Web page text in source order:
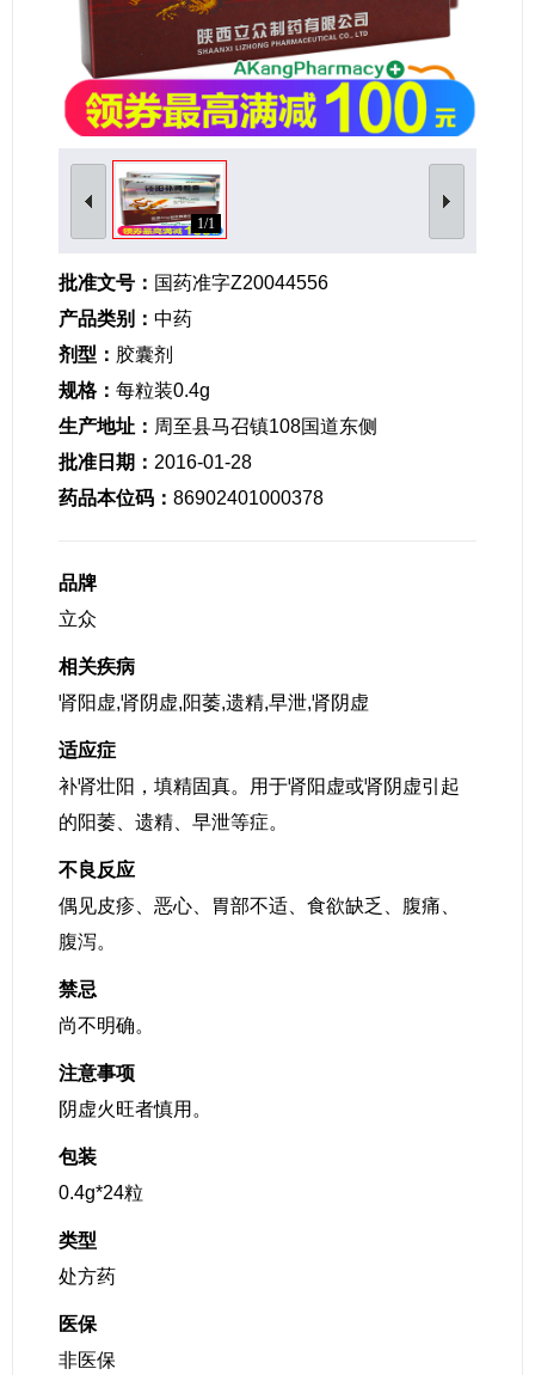
1/1
批准文号： 国药准字Z20044556
产品类别： 中药
剂型： 胶囊剂
规格： 每粒装0.4g
生产地址： 周至县马召镇108国道东侧
批准日期： 2016-01-28
药品本位码： 86902401000378
品牌
立众
相关疾病
肾阳虚,肾阴虚,阳萎,遗精,早泄,肾阴虚
适应症
补肾壮阳，填精固真。用于肾阳虚或肾阴虚引起
的阳萎、遗精、早泄等症。
不良反应
偶见皮疹、恶心、胃部不适、食欲缺乏、腹痛、
腹泻。
禁忌
尚不明确。
注意事项
阴虚火旺者慎用。
包装
0.4g*24粒
类型
处方药
医保
非医保